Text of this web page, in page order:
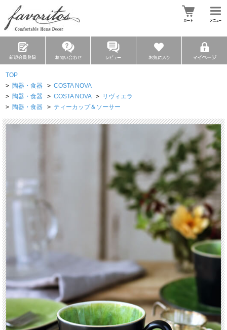
TOP
> 陶器・食器 > COSTA NOVA
> 陶器・食器 > COSTA NOVA > リヴィエラ
> 陶器・食器 > ティーカップ＆ソーサー